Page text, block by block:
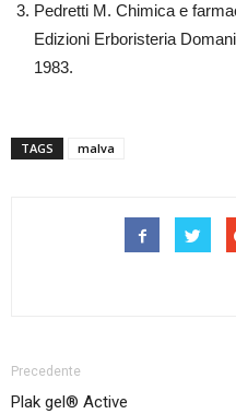
Pedretti M. Chimica e
Edizioni Erboristeria
1983.
TAGS malva
Precedente
Plak gel® Active